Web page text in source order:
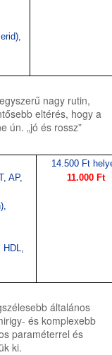
nagy rutin,
eltérés, hogy a
ún. „jó és rossz”
AP,
HDL,
14.500 Ft
11.000 Ft
általános
és komplexebb
paraméterrel és
ki.